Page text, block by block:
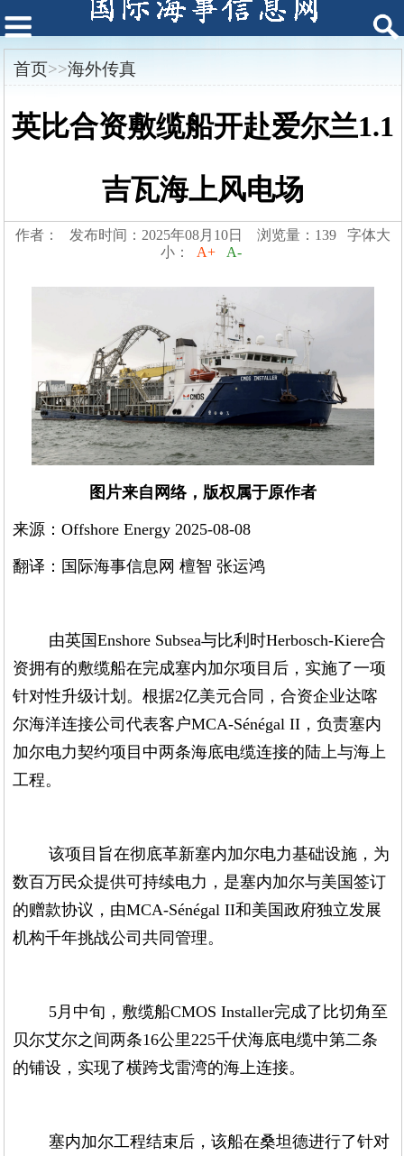
首页>>海外传真
英比合资敷缆船开赴爱尔兰1.1
吉瓦海上风电场
作者： 发布时间：2025年08月10日 浏览量：139 字体大
小：
A+ A-
图片来自网络，版权属于原作者
来源：Offshore Energy 2025-08-08
翻译：国际海事信息网 檀智 张运鸿
由英国Enshore Subsea与比利时Herbosch-Kiere合
资拥有的敷缆船在完成塞内加尔项目后，实施了一项
针对性升级计划。根据2亿美元合同，合资企业达喀
尔海洋连接公司代表客户MCA-Sénégal II，负责塞内
加尔电力契约项目中两条海底电缆连接的陆上与海上
工程。
该项目旨在彻底革新塞内加尔电力基础设施，为
数百万民众提供可持续电力，是塞内加尔与美国签订
的赠款协议，由MCA-Sénégal II和美国政府独立发展
机构千年挑战公司共同管理。
5月中旬，敷缆船CMOS Installer完成了比切角至
贝尔艾尔之间两条16公里225千伏海底电缆中第二条
的铺设，实现了横跨戈雷湾的海上连接。
塞内加尔工程结束后，该船在桑坦德进行了针对